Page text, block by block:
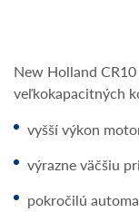
New Holland
veľkokapacitných
vyšší výkon
výrazne väčšiu
pokročilú